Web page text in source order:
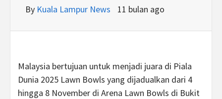
By Kuala Lampur News 11 bulan ago
Malaysia bertujuan untuk menjadi juara di Piala
Dunia 2025 Lawn Bowls yang dijadualkan dari 4
hingga 8 November di Arena Lawn Bowls di Bukit